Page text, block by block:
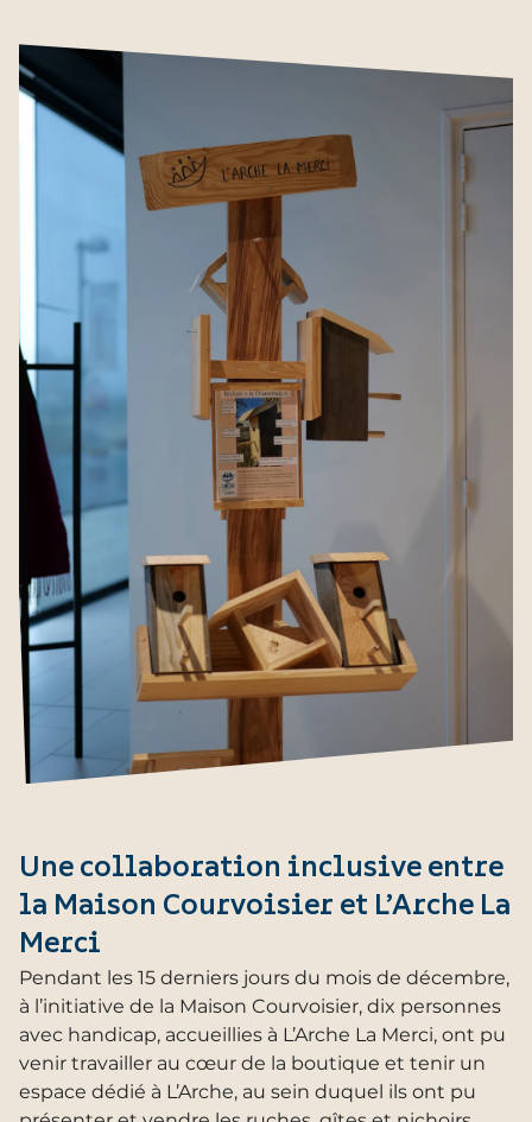
Une collaboration inclusive entre
la Maison Courvoisier et L’Arche La
Merci
Pendant les 15 derniers jours du mois de décembre,
à l’initiative de la Maison Courvoisier, dix personnes
avec handicap, accueillies à L’Arche La Merci, ont pu
venir travailler au cœur de la boutique et tenir un
espace dédié à L’Arche, au sein duquel ils ont pu